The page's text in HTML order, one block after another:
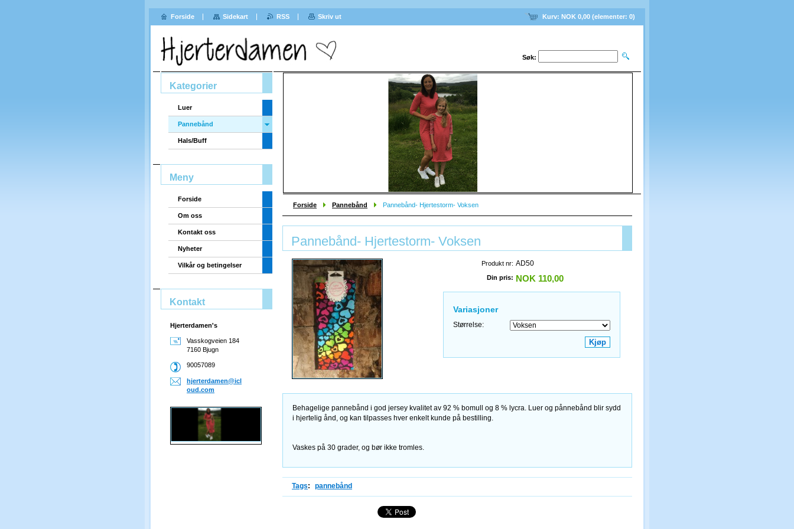
Søk:
Forside Pannebånd Pannebånd- Hjertestorm- Voksen
Pannebånd- Hjertestorm- Voksen
Produkt nr: AD50
Din pris: NOK 110,00
Variasjoner
Størrelse:
Behagelige pannebånd i god jersey kvalitet av 92 % bomull og 8 % lycra. Luer og pånnebånd blir sydd
i hjertelig ånd, og kan tilpasses hver enkelt kunde på bestilling.
Vaskes på 30 grader, og bør ikke tromles.
Tags: pannebånd
Kategorier
Luer
Pannebånd
Hals/Buff
Meny
Forside
Om oss
Kontakt oss
Nyheter
Vilkår og betingelser
Kontakt
Hjerterdamen's
Vasskogveien 184
7160 Bjugn
90057089
hjerterdamen@icl
oud.com
Kurv: NOK 0,00 (elementer: 0)
Forside Sidekart RSS Skriv ut